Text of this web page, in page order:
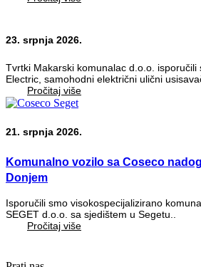
23. srpnja 2026.
Tvrtki Makarski komunalac d.o.o. isporučili
Electric, samohodni električni ulični
Pročitaj više
21. srpnja 2026.
Komunalno vozilo sa Coseco
Donjem
Isporučili smo visokospecijalizirano
SEGET d.o.o. sa sjedištem u Segetu..
Pročitaj više